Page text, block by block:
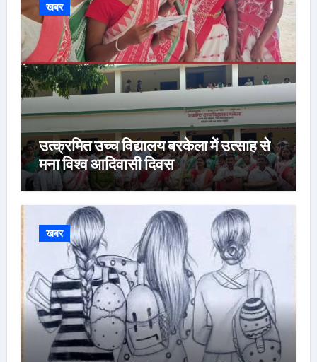
खबर
उत्क्रमित उच्च विद्यालय बरकेला में उत्साह से
मना विश्व आदिवासी दिवस
खबर